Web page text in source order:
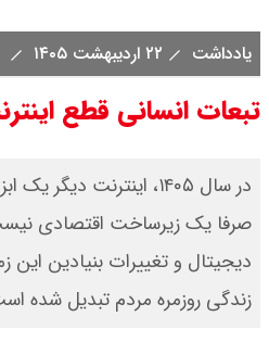
یادداشت ۲۲ اردیبهشت ۱۴۰۵
تبعات انسانی قطع
در سال ۱۴۰۵، اینترنت
صرفا یک زیرساخت اقتصادی
دیجیتال و تغییرات بنیادین این
زندگی روزمره مردم تبدیل شده